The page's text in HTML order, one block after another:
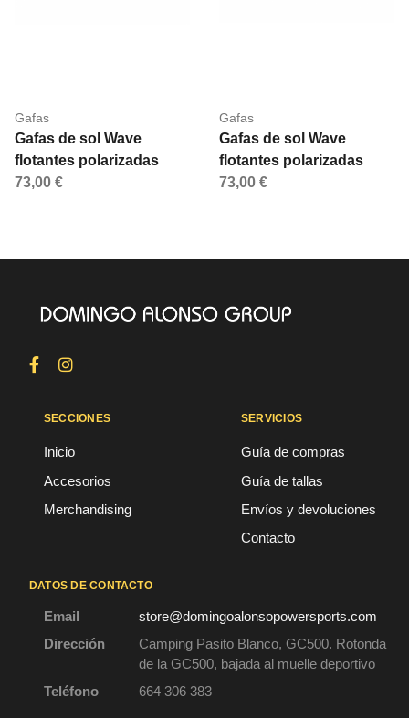
Gafas
Gafas de sol Wave
flotantes polarizadas
73,00 €
Gafas
Gafas de sol Wave
flotantes polarizadas
73,00 €
SECCIONES
Inicio
Accesorios
Merchandising
SERVICIOS
Guía de compras
Guía de tallas
Envíos y devoluciones
Contacto
DATOS DE CONTACTO
Email
store@domingoalonsopowersports.com
Dirección
Camping Pasito Blanco, GC500. Rotonda
de la GC500, bajada al muelle deportivo
Teléfono
664 306 383